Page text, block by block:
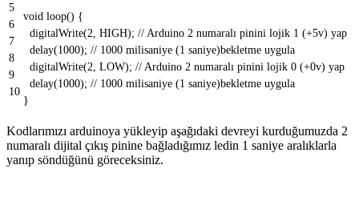
5
6
7
8
9
10
void loop() {
digitalWrite(2 HIGH); // Arduino 2 numaralı pinini lojik 1 (+5v) yap
delay(1000); // 1000 milisaniye (1 saniye)bekletme uygula
digitalWrite(2 LOW); // Arduino 2 numaralı pinini lojik 0 (+0v) yap
delay(1000); // 1000 milisaniye (1 saniye)bekletme uygula
}
Kodlarımızı arduinoya yükleyip aşağıdaki devreyi kurduğumuzda 2
numaralı dijital çıkış pinine bağladığımız ledin 1 saniye aralıklarla
yanıp söndüğünü göreceksiniz.